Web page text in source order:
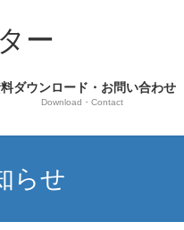
ー
ダウンロード・お問い合わせ
Download・Contact
らせ